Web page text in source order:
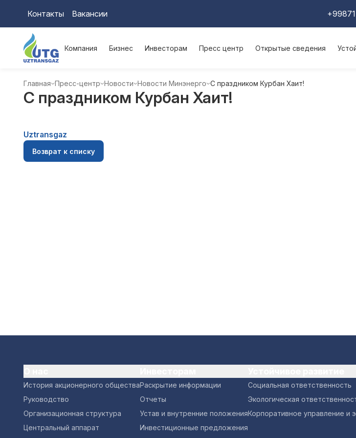
Контакты Вакансии
Компания Бизнес Инвесторам Пресс центр Открытые сведения
Главная Пресс-центр Новости Новости Минэнерго С праздником Курбан Хаит!
С праздником Курбан Хаит!
Uztransgaz
Возврат к списку
История акционерного общества
Руководство
Организационная структура
Центральный аппарат
Раскрытие информации
Отчеты
Устав и внутренние положения
Инвестиционные предложения
Социальная ответственность
Экологическая
Корпоративное управление и